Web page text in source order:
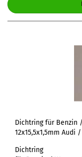
Dichtring für Benzin
12x15,5x1,5mm Audi /
Dichtring